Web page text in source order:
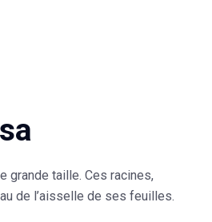
grande taille. Ces racines,
de l’aisselle de ses feuilles.